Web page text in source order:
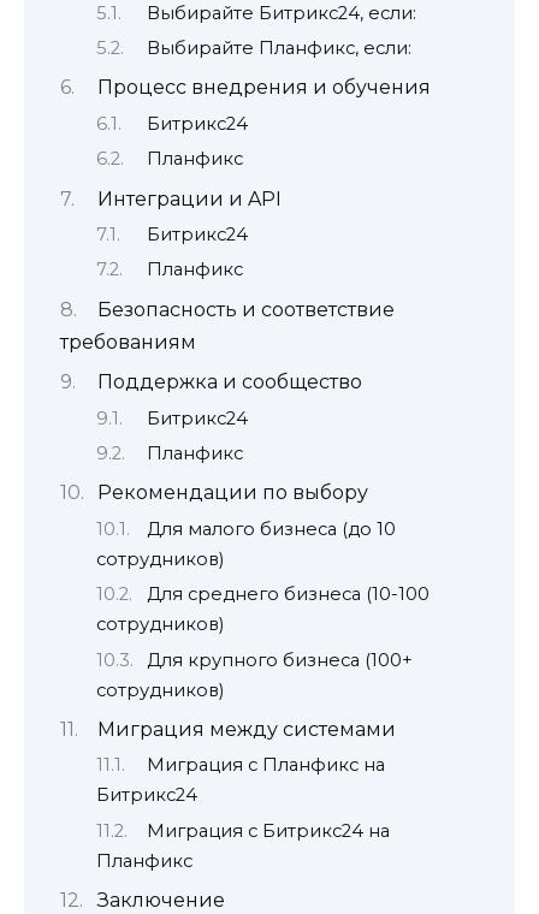
Выбирайте Битрикс24, если:
Выбирайте Планфикс, если:
Процесс внедрения и обучения
Битрикс24
Планфикс
Интеграции и API
Битрикс24
Планфикс
Безопасность и соответствие
требованиям
Поддержка и сообщество
Битрикс24
Планфикс
Рекомендации по выбору
Для малого бизнеса (до 10
сотрудников)
Для среднего бизнеса (10-100
сотрудников)
Для крупного бизнеса (100+
сотрудников)
Миграция между системами
Миграция с Планфикс на
Битрикс24
Миграция с Битрикс24 на
Планфикс
Заключение